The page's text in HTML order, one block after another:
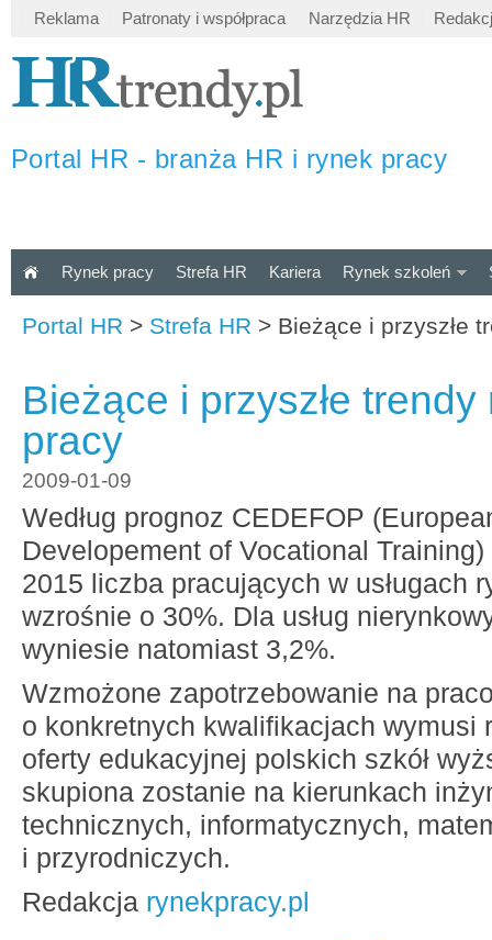
Reklama Patronaty i współpraca Narzędzia HR
Portal HR - branża HR i rynek pracy
Rynek pracy Strefa HR Kariera Rynek szkoleń
Portal HR > Strefa HR > Bieżące i przyszłe
Bieżące i przyszłe
pracy
2009-01-09
Według prognoz CEDEFOP
Developement of Vocational
2015 liczba pracujących w usługach
wzrośnie o 30%. Dla usług
wyniesie natomiast 3,2%.
Wzmożone zapotrzebowanie na
o konkretnych kwalifikacjach wymusi
oferty edukacyjnej polskich szkół
skupiona zostanie na kierunkach
technicznych, informatycznych,
i przyrodniczych.
Redakcja rynekpracy.pl